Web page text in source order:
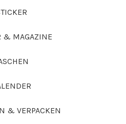
& MAGAZINE
& VERPACKEN